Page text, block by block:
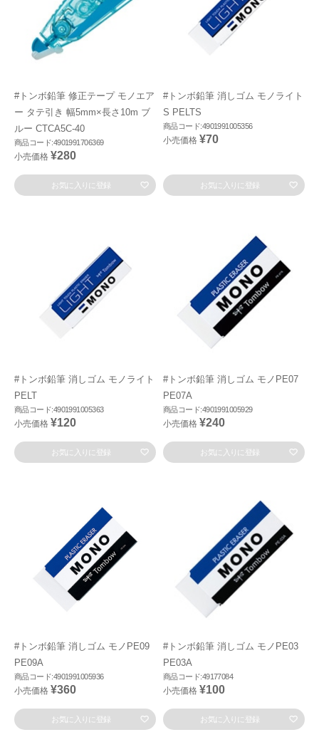
#トンボ鉛筆 修正テープ モノエア
ー タテ引き 幅5mm×長さ10m ブ
ルー CTCA5C-40
商品コード:4901991706369
小売価格 ¥280
お気に入りに登録
#トンボ鉛筆 消しゴム モノライト
S PELTS
商品コード:4901991005356
小売価格 ¥70
お気に入りに登録
#トンボ鉛筆 消しゴム モノライト
PELT
商品コード:4901991005363
小売価格 ¥120
お気に入りに登録
#トンボ鉛筆 消しゴム モノPE07
PE07A
商品コード:4901991005929
小売価格 ¥240
お気に入りに登録
#トンボ鉛筆 消しゴム モノPE09
PE09A
商品コード:4901991005936
小売価格 ¥360
お気に入りに登録
#トンボ鉛筆 消しゴム モノPE03
PE03A
商品コード:49177084
小売価格 ¥100
お気に入りに登録